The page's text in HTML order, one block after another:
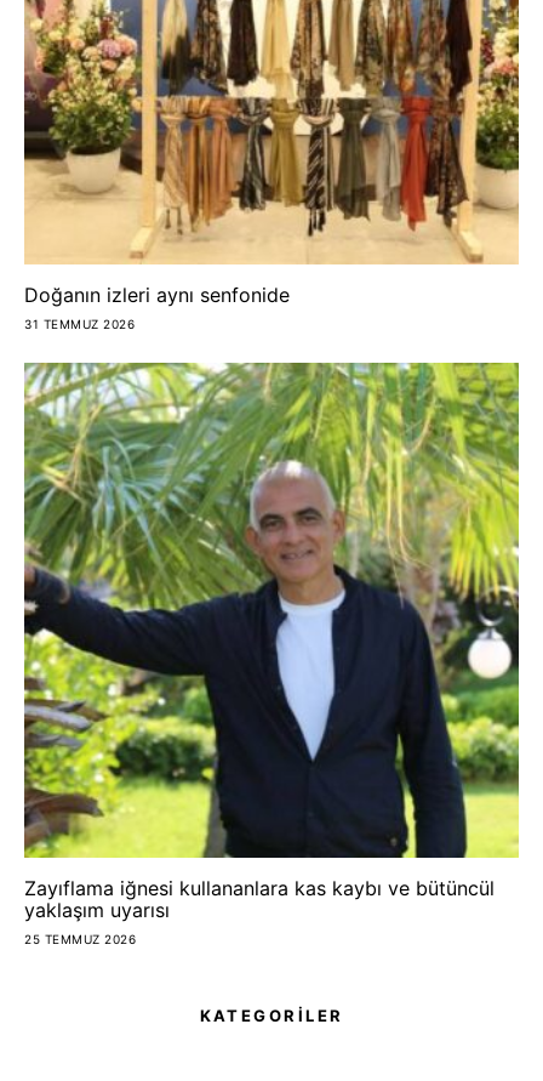
Doğanın izleri aynı senfonide
31 TEMMUZ 2026
Zayıflama iğnesi kullananlara kas kaybı ve bütüncül
yaklaşım uyarısı
25 TEMMUZ 2026
KATEGORİLER